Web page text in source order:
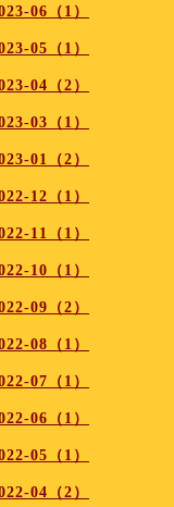
06（1）
05（1）
04（2）
03（1）
01（2）
12（1）
11（1）
10（1）
09（2）
08（1）
07（1）
06（1）
05（1）
04（2）